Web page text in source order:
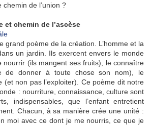
de l’union ?
et chemin de l’ascèse
grand poème de la création. L’homme et la
un jardin. Ils exercent envers le monde
nourrir (ils mangent ses fruits), le connaître
de donner à toute chose son nom), le
(et non pas l’exploiter). Ce poème dit notre
: nourriture, connaissance, culture sont
indispensables, que l’enfant entretient
Chacun, à sa manière crée une unité :
moi avec ce dont je me nourris, ce que je